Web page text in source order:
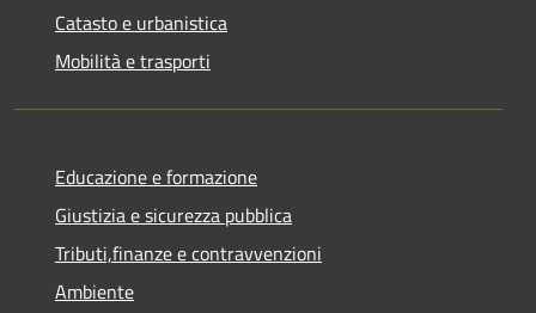
Catasto e urbanistica
Mobilità e trasporti
Educazione e formazione
Giustizia e sicurezza pubblica
Tributi,finanze e contravvenzioni
Ambiente